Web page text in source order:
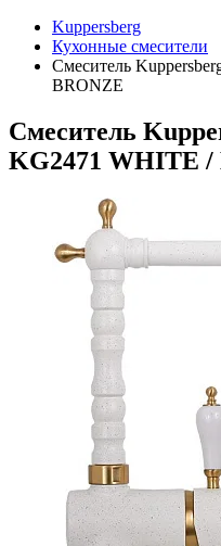
Kuppersberg
Кухонные смесители
Смеситель
BRONZE
Смеситель
KG2471 WHITE /